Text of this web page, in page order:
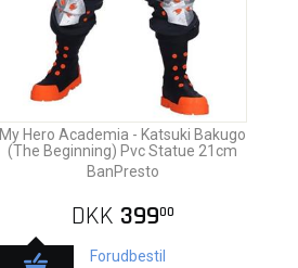
My Hero Academia - Katsuki Bakugo
(The Beginning) Pvc Statue 21cm
BanPresto
DKK 39900
Forudbestil